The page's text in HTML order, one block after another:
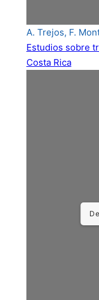
A. Trejos, F.
Estudios sobre
Costa Rica